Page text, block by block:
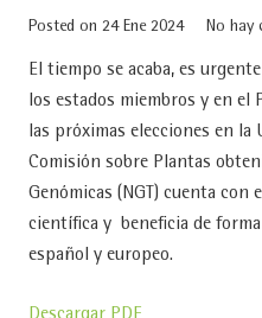
Posted on 24 Ene 2024 No hay
El tiempo se acaba, es
los estados miembros y en el
las próximas elecciones en la
Comisión sobre Plantas
Genómicas (NGT) cuenta con
científica y beneficia de
español y europeo.